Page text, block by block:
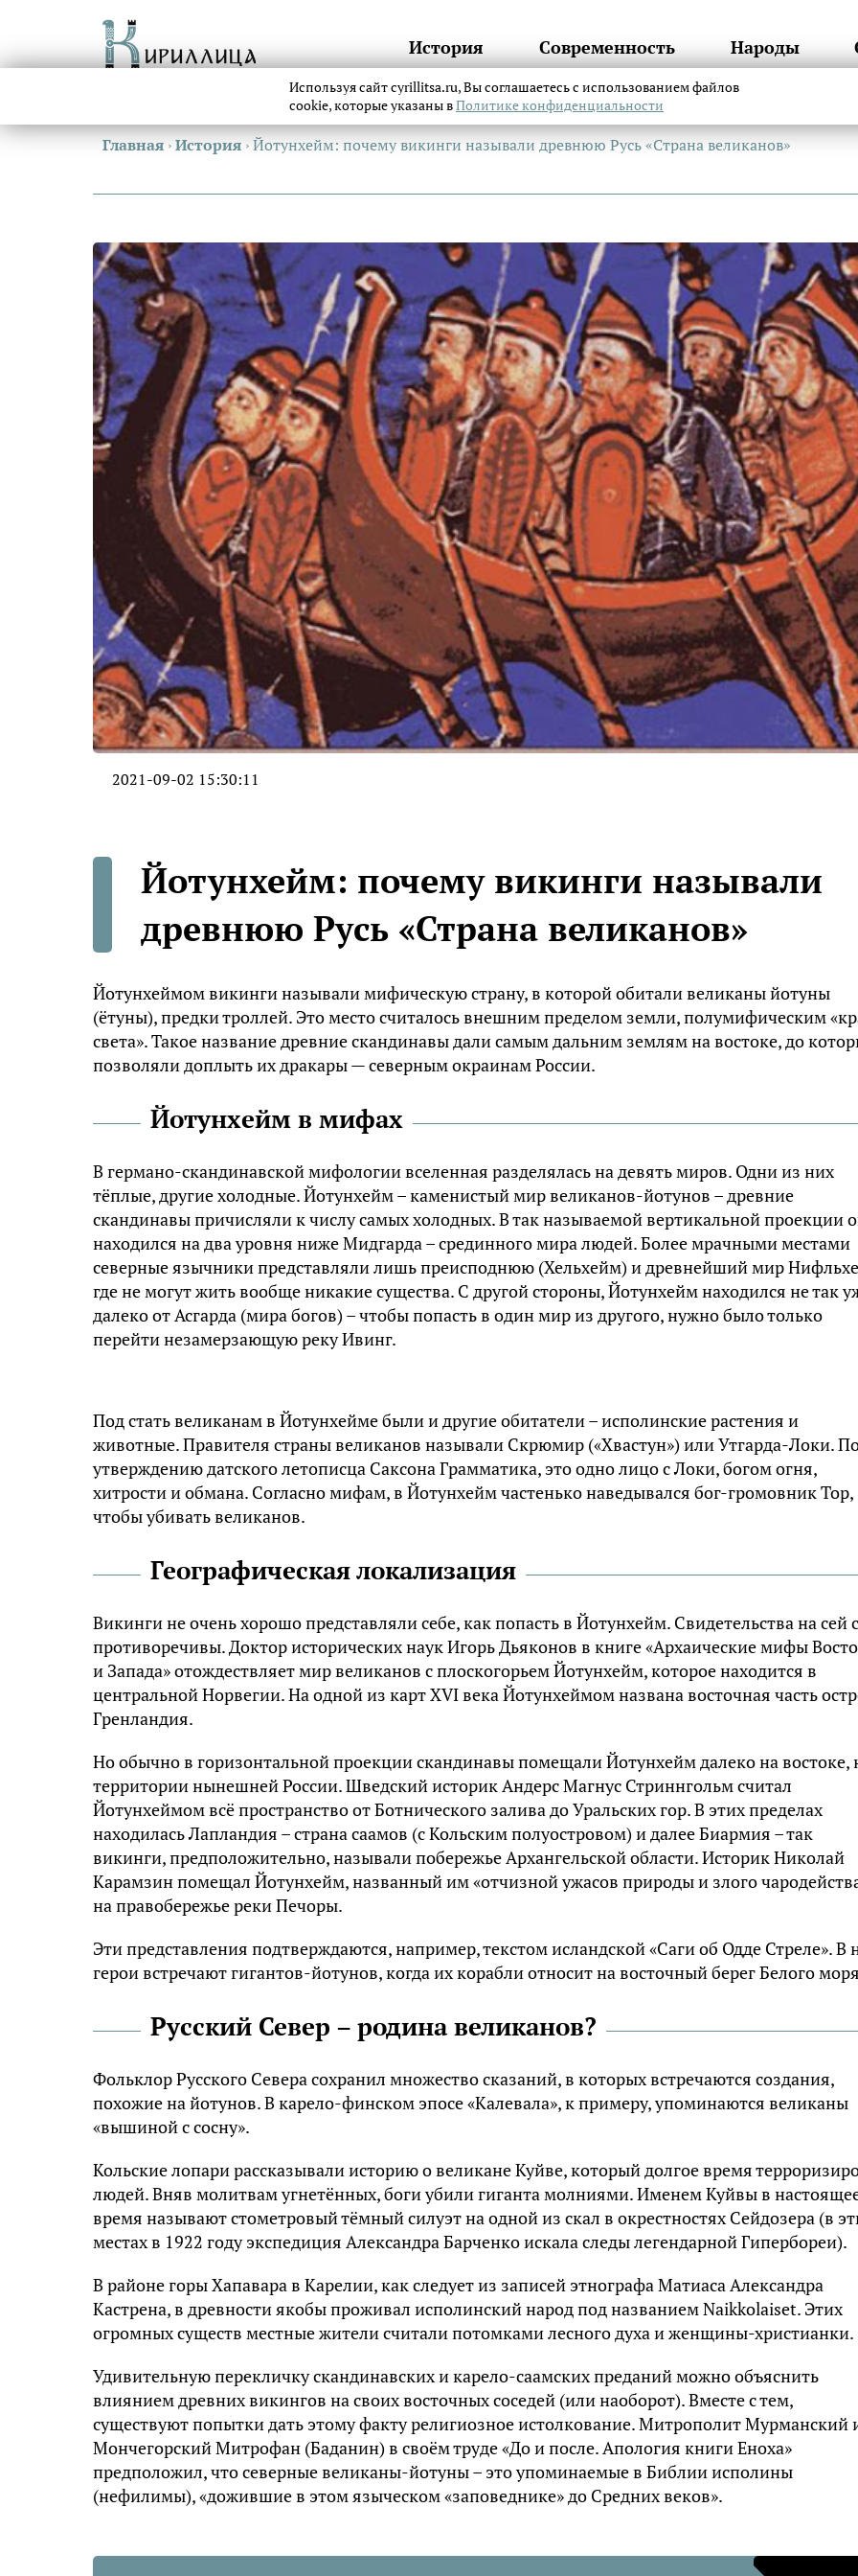
История Современность Народы
Главная ›История ›Йотунхейм: почему викинги называли древнюю Русь «Страна великанов»
2021-09-02 15:30:11
Йотунхейм: почему викинги называли
древнюю Русь «Страна великанов»
Йотунхеймом викинги называли мифическую страну, в которой обитали великаны йотуны
(ётуны), предки троллей. Это место считалось внешним пределом земли, полумифическим
света». Такое название древние скандинавы дали самым дальним землям на востоке, до
позволяли доплыть их дракары — северным окраинам России.
Йотунхейм в мифах
В германо-скандинавской мифологии вселенная разделялась на девять миров. Одни из них
тёплые, другие холодные. Йотунхейм – каменистый мир великанов-йотунов – древние
скандинавы причисляли к числу самых холодных. В так называемой вертикальной проекции
находился на два уровня ниже Мидгарда – срединного мира людей. Более мрачными местами
северные язычники представляли лишь преисподнюю (Хельхейм) и древнейший мир
где не могут жить вообще никакие существа. С другой стороны, Йотунхейм находился не так
далеко от Асгарда (мира богов) – чтобы попасть в один мир из другого, нужно было только
перейти незамерзающую реку Ивинг.
Под стать великанам в Йотунхейме были и другие обитатели – исполинские растения и
животные. Правителя страны великанов называли Скрюмир («Хвастун») или Утгарда-Локи.
утверждению датского летописца Саксона Грамматика, это одно лицо с Локи, богом огня,
хитрости и обмана. Согласно мифам, в Йотунхейм частенько наведывался бог-громовник Тор,
чтобы убивать великанов.
Географическая локализация
Викинги не очень хорошо представляли себе, как попасть в Йотунхейм. Свидетельства на сей
противоречивы. Доктор исторических наук Игорь Дьяконов в книге «Архаические мифы
и Запада» отождествляет мир великанов с плоскогорьем Йотунхейм, которое находится в
центральной Норвегии. На одной из карт XVI века Йотунхеймом названа восточная часть
Гренландия.
Но обычно в горизонтальной проекции скандинавы помещали Йотунхейм далеко на востоке,
территории нынешней России. Шведский историк Андерс Магнус Стриннгольм считал
Йотунхеймом всё пространство от Ботнического залива до Уральских гор. В этих пределах
находилась Лапландия – страна саамов (с Кольским полуостровом) и далее Биармия – так
викинги, предположительно, называли побережье Архангельской области. Историк Николай
Карамзин помещал Йотунхейм, названный им «отчизной ужасов природы и злого
на правобережье реки Печоры.
Эти представления подтверждаются, например, текстом исландской «Саги об Одде Стреле». В
герои встречают гигантов-йотунов, когда их корабли относит на восточный берег Белого
Русский Север – родина великанов?
Фольклор Русского Севера сохранил множество сказаний, в которых встречаются создания,
похожие на йотунов. В карело-финском эпосе «Калевала», к примеру, упоминаются великаны
«вышиной с сосну».
Кольские лопари рассказывали историю о великане Куйве, который долгое время
людей. Вняв молитвам угнетённых, боги убили гиганта молниями. Именем Куйвы в
время называют стометровый тёмный силуэт на одной из скал в окрестностях Сейдозера (в
местах в 1922 году экспедиция Александра Барченко искала следы легендарной Гипербореи).
В районе горы Хапавара в Карелии, как следует из записей этнографа Матиаса Александра
Кастрена, в древности якобы проживал исполинский народ под названием Naikkolaiset. Этих
огромных существ местные жители считали потомками лесного духа и женщины-христианки.
Удивительную перекличку скандинавских и карело-саамских преданий можно объяснить
влиянием древних викингов на своих восточных соседей (или наоборот). Вместе с тем,
существуют попытки дать этому факту религиозное истолкование. Митрополит Мурманский
Мончегорский Митрофан (Баданин) в своём труде «До и после. Апология книги Еноха»
предположил, что северные великаны-йотуны – это упоминаемые в Библии исполины
(нефилимы), «дожившие в этом языческом «заповеднике» до Средних веков».
Используя сайт cyrillitsa.ru, Вы соглашаетесь с использованием файлов
cookie, которые указаны вПолитике конфиденциальности